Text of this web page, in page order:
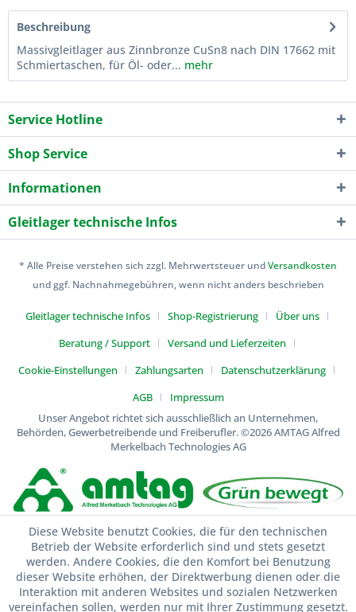
Beschreibung
Massivgleitlager aus Zinnbronze CuSn8 nach DIN 17662 mit
Schmiertaschen, für Öl- oder... mehr
Service Hotline
Shop Service
Informationen
Gleitlager technische Infos
* Alle Preise verstehen sich zzgl. Mehrwertsteuer undVersandkosten
und ggf. Nachnahmegebühren, wenn nicht anders beschrieben
Gleitlager technische Infos Shop-Registrierung
Über uns
Beratung / Support
Versand und Lieferzeiten
Cookie-Einstellungen
Zahlungsarten
Datenschutzerklärung
AGB
Impressum
Unser Angebot richtet sich ausschließlich an Unternehmen,
Behörden, Gewerbetreibende und Freiberufler.©2026 AMTAG Alfred
Merkelbach Technologies AG
Diese Website benutzt Cookies, die für den technischen
Betrieb der Website erforderlich sind und stets gesetzt
werden. Andere Cookies, die den Komfort bei Benutzung
dieser Website erhöhen, der Direktwerbung dienen oder die
Interaktion mit anderen Websites und sozialen Netzwerken
vereinfachen sollen, werden nur mit Ihrer Zustimmung gesetzt.